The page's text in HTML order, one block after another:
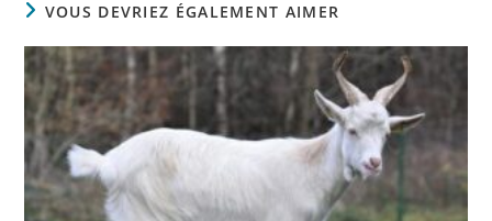
VOUS DEVRIEZ ÉGALEMENT AIMER